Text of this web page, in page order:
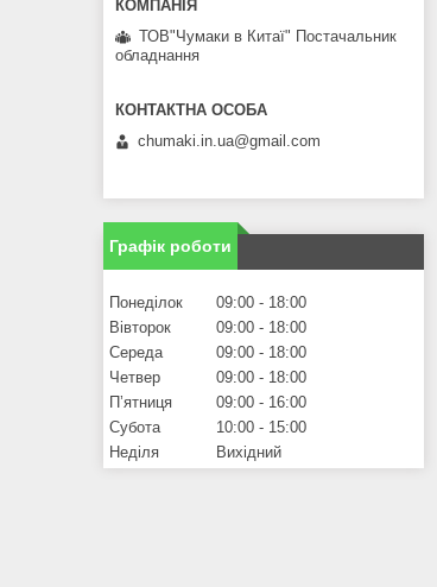
ТОВ"Чумаки в Китаї" Постачальник
обладнання
chumaki.in.ua@gmail.com
Графік роботи
Понеділок 09:00
18:00
Вівторок
09:00
18:00
Середа
09:00
18:00
Четвер
09:00
18:00
Пʼятниця
09:00
16:00
Субота
10:00
15:00
Неділя
Вихідний